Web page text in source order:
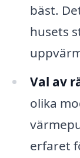
bäst.
husets
Val av
olika
erfaret